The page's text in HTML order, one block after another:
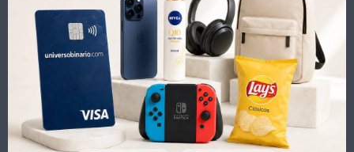
Productos que te pueden interesar